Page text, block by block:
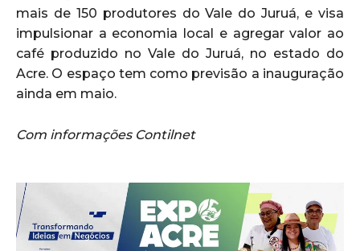
mais de 150 produtores do Vale do Juruá, e visa
impulsionar a economia local e agregar valor ao
café produzido no Vale do Juruá, no estado do
Acre. O espaço tem como previsão a inauguração
ainda em maio.
Com informações Contilnet